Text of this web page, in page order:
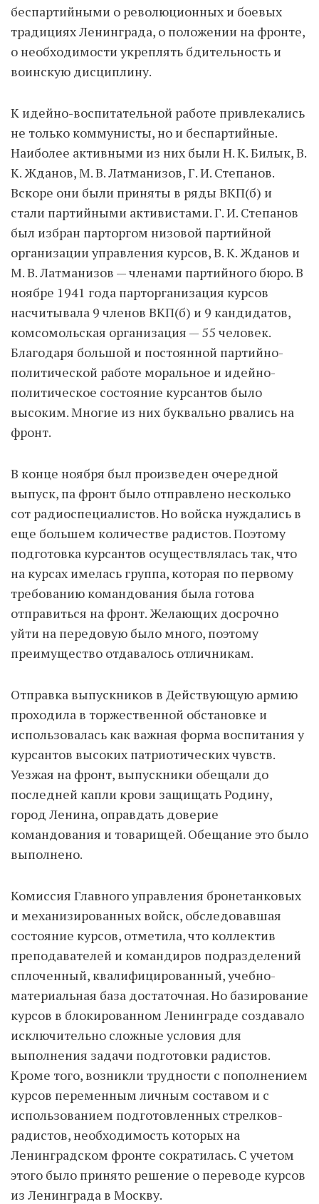
беспартийными о революционных и боевых
традициях Ленинграда, о положении на фронте,
о необходимости укреплять бдительность и
воинскую дисциплину.
К идейно-воспитательной работе привлекались
не только коммунисты, но и беспартийные.
Наиболее активными из них были Н. К. Билык, В.
К. Жданов, М. В. Латманизов, Г. И. Степанов.
Вскоре они были приняты в ряды ВКП(б) и
стали партийными активистами. Г. И. Степанов
был избран парторгом низовой партийной
организации управления курсов, В. К. Жданов и
М. В. Латманизов — членами партийного бюро. В
ноябре 1941 года парторганизация курсов
насчитывала 9 членов ВКП(б) и 9 кандидатов,
комсомольская организация — 55 человек.
Благодаря большой и постоянной партийно-
политической работе моральное и идейно-
политическое состояние курсантов было
высоким. Многие из них буквально рвались на
фронт.
В конце ноября был произведен очередной
выпуск, па фронт было отправлено несколько
сот радиоспециалистов. Но войска нуждались в
еще большем количестве радистов. Поэтому
подготовка курсантов осуществлялась так, что
на курсах имелась группа, которая по первому
требованию командования была готова
отправиться на фронт. Желающих досрочно
уйти на передовую было много, поэтому
преимущество отдавалось отличникам.
Отправка выпускников в Действующую армию
проходила в торжественной обстановке и
использовалась как важная форма воспитания у
курсантов высоких патриотических чувств.
Уезжая на фронт, выпускники обещали до
последней капли крови защищать Родину,
город Ленина, оправдать доверие
командования и товарищей. Обещание это было
выполнено.
Комиссия Главного управления бронетанковых
и механизированных войск, обследовавшая
состояние курсов, отметила, что коллектив
преподавателей и командиров подразделений
сплоченный, квалифицированный, учебно-
материальная база достаточная. Но базирование
курсов в блокированном Ленинграде создавало
исключительно сложные условия для
выполнения задачи подготовки радистов.
Кроме того, возникли трудности с пополнением
курсов переменным личным составом и с
использованием подготовленных стрелков-
радистов, необходимость которых на
Ленинградском фронте сократилась. С учетом
этого было принято решение о переводе курсов
из Ленинграда в Москву.